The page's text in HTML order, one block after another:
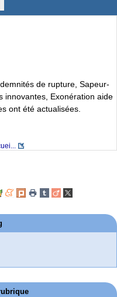
de rupture, Sapeur-
innovantes, Exonération aide
ont été actualisées.